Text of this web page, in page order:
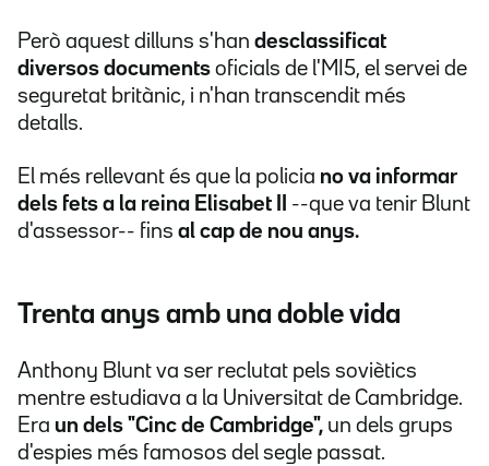
Però aquest dilluns s'han desclassificat
diversos documents oficials de l'MI5, el servei de
seguretat britànic, i n'han transcendit més
detalls.
El més rellevant és que la policia no va informar
dels fets a la reina Elisabet II
--que va tenir Blunt
d'assessor-- fins al cap de nou anys.
Trenta anys amb una doble vida
Anthony Blunt va ser reclutat pels soviètics
mentre estudiava a la Universitat de Cambridge.
Era un dels "Cinc de Cambridge", un dels grups
d'espies més famosos del segle passat.